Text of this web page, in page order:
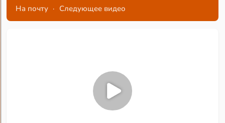
На почту · Следующее видео